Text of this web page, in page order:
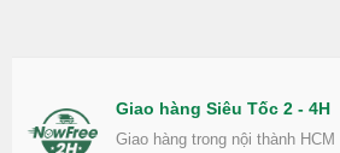
Giao hàng Siêu Tốc 2 - 4H
Giao hàng trong nội thành HCM